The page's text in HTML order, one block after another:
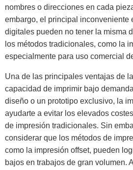
nombres o direcciones en cada
embargo, el principal inconveniente
digitales pueden no tener la misma
los métodos tradicionales, como la
especialmente para uso comercial
Una de las principales ventajas de
capacidad de imprimir bajo
diseño o un prototipo exclusivo, la
ayudarte a evitar los elevados
de impresión tradicionales. Sin
considerar que los métodos de
como la impresión offset, pueden
bajos en trabajos de gran volumen.